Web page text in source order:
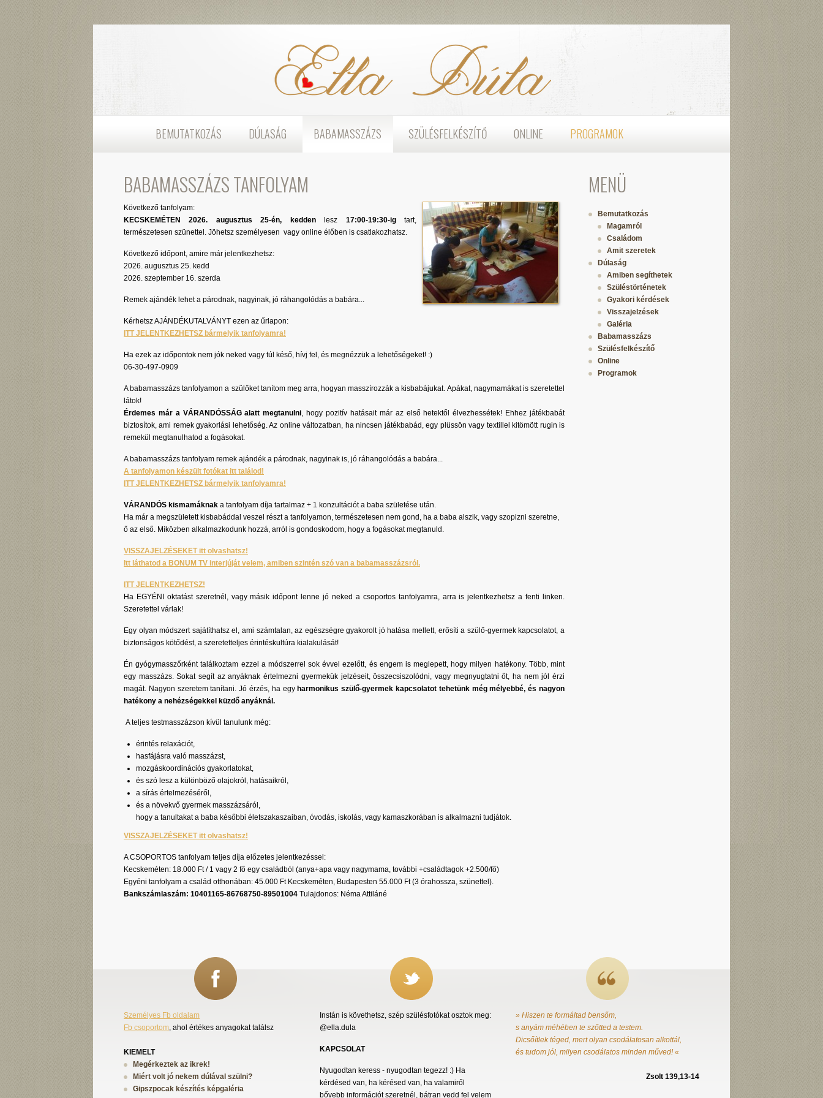
BEMUTATKOZÁS DÚLASÁG BABAMASSZÁZS SZÜLÉSFELKÉSZÍTŐ ONLINE PROGRAMOK
MENÜ
Bemutatkozás
Magamról
Családom
Amit szeretek
Dúlaság
Amiben segíthetek
Szüléstörténetek
Gyakori kérdések
Visszajelzések
Galéria
Babamasszázs
Szülésfelkészítő
Online
Programok
BABAMASSZÁZS TANFOLYAM
Következő tanfolyam:
KECSKEMÉTEN 2026. augusztus 25-én, kedden
lesz 17:00-19:30-igtart,
természetesen szünettel. Jöhetsz személyesen vagy online élőben is csatlakozhatsz.
Következő időpont, amire már jelentkezhetsz:
2026. augusztus 25. kedd
2026. szeptember 16. szerda
Remek ajándék lehet a párodnak, nagyinak, jó ráhangolódás a babára...
Kérhetsz AJÁNDÉKUTALVÁNYT ezen az űrlapon:
ITT JELENTKEZHETSZ bármelyik tanfolyamra!
Ha ezek az időpontok nem jók neked vagy túl késő, hívj fel, és megnézzük a lehetőségeket! :)
06-30-497-0909
​A babamasszázs tanfolyamon a szülőket tanítom meg arra, hogyan masszírozzák a kisbabájukat. Apákat, nagymamákat is szeretettel
látok!
Érdemes már a VÁRANDÓSSÁG alatt megtanulni, hogy pozitív hatásait már az első hetektől élvezhessétek! Ehhez játékbabát
biztosítok, ami remek gyakorlási lehetőség. Az online változatban, ha nincsen játékbabád, egy plüssön vagy textillel kitömött rugin is
remekül megtanulhatod a fogásokat.
A babamasszázs tanfolyam remek ajándék a párodnak, nagyinak is, jó ráhangolódás a babára...
A tanfolyamon készült fotókat itt találod!
ITT JELENTKEZHETSZ bármelyik tanfolyamra!
VÁRANDÓS kismamáknak a tanfolyam díja tartalmaz + 1 konzultációt a baba születése után.
Ha már a megszületett kisbabáddal veszel részt a tanfolyamon, természetesen nem gond, ha a baba alszik, vagy szopizni szeretne,
ő az első. Miközben alkalmazkodunk hozzá, arról is gondoskodom, hogy a fogásokat megtanuld.
VISSZAJELZÉSEKET itt olvashatsz!
Itt láthatod a BONUM TV interjúját velem, amiben szintén szó van a babamasszázsról.
ITT JELENTKEZHETSZ!
Ha EGYÉNI oktatást szeretnél, vagy másik időpont lenne jó neked a csoportos tanfolyamra, arra is jelentkezhetsz a fenti linken.
Szeretettel várlak!
Egy olyan módszert sajátíthatsz el, ami számtalan, az egészségre gyakorolt jó hatása mellett, erősíti a szülő-gyermek kapcsolatot, a
biztonságos kötődést, a szeretetteljes érintéskultúra kialakulását!
Én gyógymasszőrként találkoztam ezzel a módszerrel sok évvel ezelőtt, és engem is meglepett, hogy milyen hatékony. Több, mint
egy masszázs. Sokat segít az anyáknak értelmezni gyermekük jelzéseit, összecsiszolódni, vagy megnyugtatni őt, ha nem jól érzi
magát. Nagyon szeretem tanítani. Jó érzés, ha egy harmonikus szülő-gyermek kapcsolatot tehetünk még mélyebbé, és nagyon
hatékony a nehézségekkel küzdő anyáknál.
A teljes testmasszázson kívül tanulunk még:
érintés relaxációt,
hasfájásra való masszázst,
mozgáskoordinációs gyakorlatokat,
és szó lesz a különböző olajokról, hatásaikról,
a sírás értelmezéséről,
és a növekvő gyermek masszázsáról,
hogy a tanultakat a baba későbbi életszakaszaiban, óvodás, iskolás, vagy kamaszkorában is alkalmazni tudjátok.
VISSZAJELZÉSEKET itt olvashatsz!
A CSOPORTOS tanfolyam teljes díja előzetes jelentkezéssel:
Kecskeméten: 18.000 Ft / 1 vagy 2 fő egy családból (anya+apa vagy nagymama, további +családtagok +2.500/fő)
Egyéni tanfolyam a család otthonában: 45.000 Ft Kecskeméten, Budapesten 55.000 Ft (3 órahossza, szünettel).
Bankszámlaszám: 10401165-86768750-89501004 Tulajdonos: Néma Attiláné
Személyes Fb oldalam
Fb csoportom, ahol értékes anyagokat találsz
KIEMELT
Megérkeztek az ikrek!
Miért volt jó nekem dúlával szülni?
Gipszpocak készítés képgaléria
Instán is követhetsz, szép szülésfotókat osztok meg:
@ella.dula
KAPCSOLAT
Nyugodtan keress - nyugodtan tegezz! :) Ha
kérdésed van, ha kérésed van, ha valamiről
bővebb információt szeretnél, bátran vedd fel velem
» Hiszen te formáltad bensőm,
s anyám méhében te szőtted a testem.
Dicsőítlek téged, mert olyan csodálatosan alkottál,
és tudom jól, milyen csodálatos minden műved! «
Zsolt 139,13-14